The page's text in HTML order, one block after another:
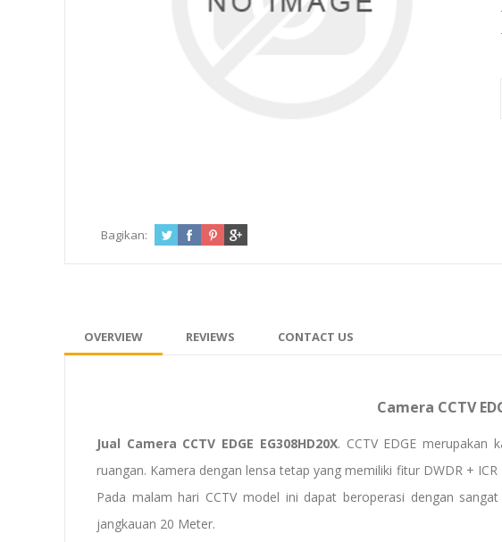
Bagikan:
OVERVIEW REVIEWS CONTACT US
Camera CCTV
Jual Camera CCTV EDGE EG308HD20X. CCTV EDGE merupakan
ruangan. Kamera dengan lensa tetap yang memiliki fitur DWDR +
Pada malam hari CCTV model ini dapat beroperasi dengan
jangkauan 20 Meter.